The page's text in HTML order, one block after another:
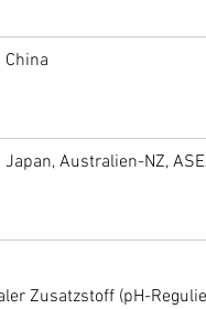
China
Japan, Australien-NZ,
Zusatzstoff (pH-